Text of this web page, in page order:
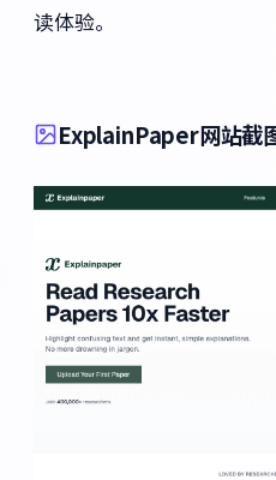
读体验。
ExplainPaper网站截